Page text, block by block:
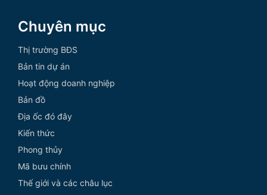
Chuyên mục
Thị trường BĐS
Bản tin dự án
Hoạt động doanh nghiệp
Bản đồ
Địa ốc đó đây
Kiến thức
Phong thủy
Mã bưu chính
Thế giới và các châu lục